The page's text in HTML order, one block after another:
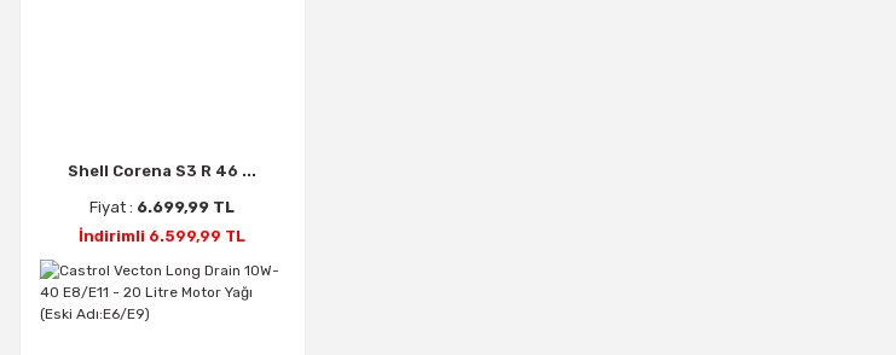
Shell Corena S3 R 46 ...
Fiyat : 6.699,99 TL
İndirimli 6.599,99 TL